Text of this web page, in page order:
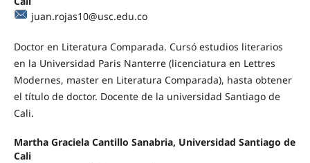
juan.rojas10@usc.edu.co
Doctor en Literatura Comparada. Cursó estudios literarios
en la Universidad Paris Nanterre (licenciatura en Lettres
Modernes, master en Literatura Comparada), hasta obtener
el título de doctor. Docente de la universidad Santiago de
Cali.
Martha Graciela Cantillo Sanabria, Universidad Santiago de
Cali